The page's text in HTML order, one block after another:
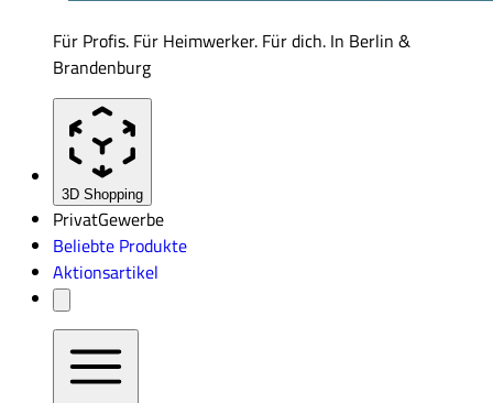
Für Profis. Für Heimwerker. Für dich. In Berlin &
Brandenburg
3D Shopping
PrivatGewerbe
Beliebte Produkte
Aktionsartikel